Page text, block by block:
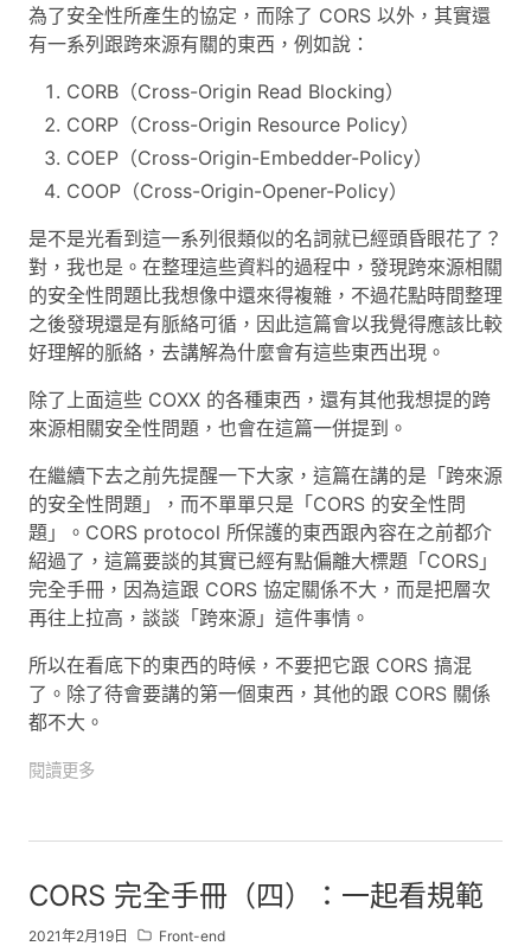
為了安全性所產生的協定，而除了 CORS 以外，其實還
有一系列跟跨來源有關的東西，例如說：
CORB（Cross-Origin Read Blocking）
CORP（Cross-Origin Resource Policy）
COEP（Cross-Origin-Embedder-Policy）
COOP（Cross-Origin-Opener-Policy）
是不是光看到這一系列很類似的名詞就已經頭昏眼花了？
對，我也是。在整理這些資料的過程中，發現跨來源相關
的安全性問題比我想像中還來得複雜，不過花點時間整理
之後發現還是有脈絡可循，因此這篇會以我覺得應該比較
好理解的脈絡，去講解為什麼會有這些東西出現。
除了上面這些 COXX 的各種東西，還有其他我想提的跨
來源相關安全性問題，也會在這篇一併提到。
在繼續下去之前先提醒一下大家，這篇在講的是「跨來源
的安全性問題」，而不單單只是「CORS 的安全性問
題」。CORS protocol 所保護的東西跟內容在之前都介
紹過了，這篇要談的其實已經有點偏離大標題「CORS」
完全手冊，因為這跟 CORS 協定關係不大，而是把層次
再往上拉高，談談「跨來源」這件事情。
所以在看底下的東西的時候，不要把它跟 CORS 搞混
了。除了待會要講的第一個東西，其他的跟 CORS 關係
都不大。
閱讀更多
CORS 完全手冊（四）：一起看規範
2021年2月19日 Front-end